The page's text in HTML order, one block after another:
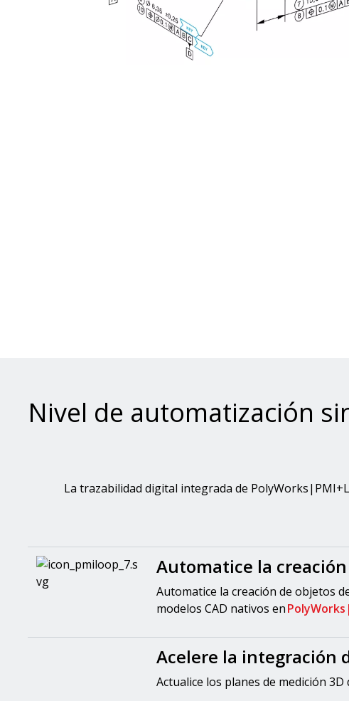
Nivel de automatización
La trazabilidad digital integrada de
Automatice la
Automatice la creación de objetos
modelos CAD nativos en
Acelere la integración
Actualice los planes de medición